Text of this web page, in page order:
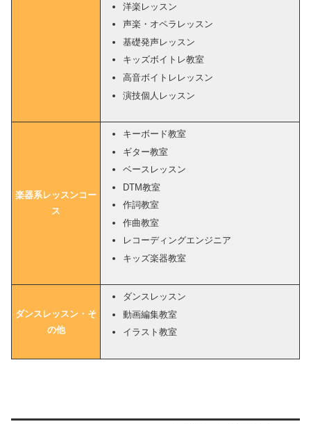
洋楽レッスン
声楽・オペラレッスン
基礎発声レッスン
キッズボイトレ教室
高音ボイトレレッスン
演技個人レッスン
楽器系レッスンコー
ス
キーボード教室
ギター教室
ベースレッスン
DTM教室
作詞教室
作曲教室
レコーディングエンジニア
キッズ楽器教室
ダンスレッスン・そ
の他
ダンスレッスン
動画編集教室
イラスト教室